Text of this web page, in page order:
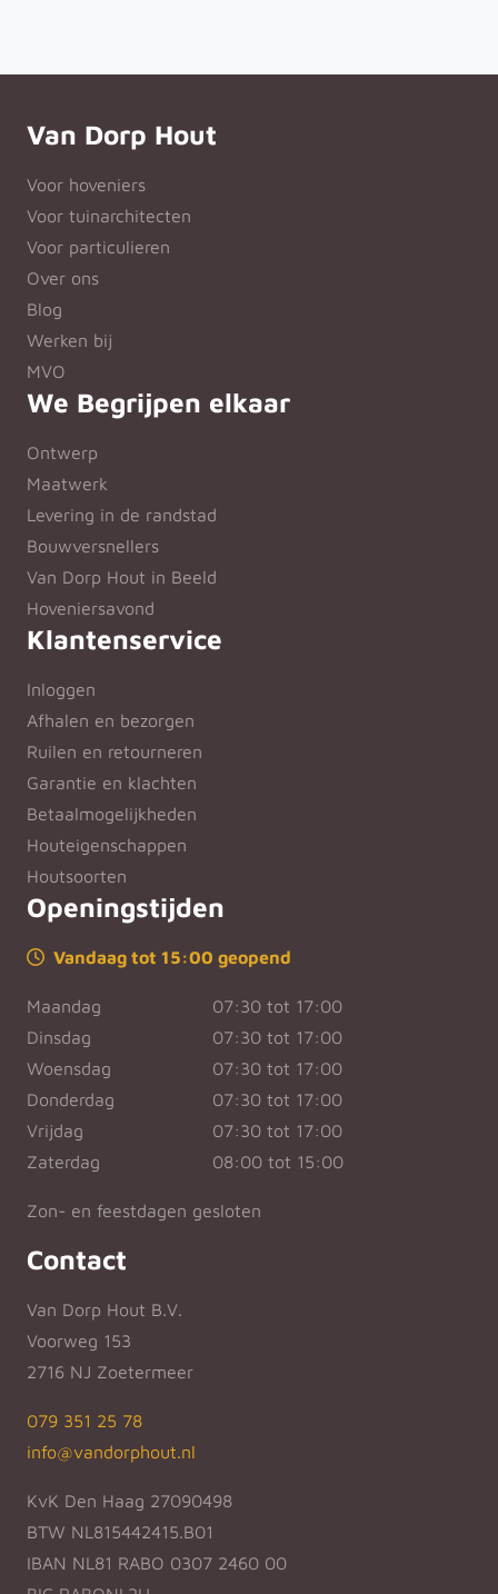
Van Dorp Hout
Voor hoveniers
Voor tuinarchitecten
Voor particulieren
Over ons
Blog
Werken bij
MVO
We Begrijpen elkaar
Ontwerp
Maatwerk
Levering in de randstad
Bouwversnellers
Van Dorp Hout in Beeld
Hoveniersavond
Klantenservice
Inloggen
Afhalen en bezorgen
Ruilen en retourneren
Garantie en klachten
Betaalmogelijkheden
Houteigenschappen
Houtsoorten
Openingstijden
Vandaag tot 15:00 geopend
Maandag
07:30 tot 17:00
Dinsdag
07:30 tot 17:00
Woensdag
07:30 tot 17:00
Donderdag
07:30 tot 17:00
Vrijdag
07:30 tot 17:00
Zaterdag
08:00 tot 15:00
Zon- en feestdagen gesloten
Contact
Van Dorp Hout B.V.
Voorweg 153
2716 NJ Zoetermeer
079 351 25 78
info@vandorphout.nl
KvK Den Haag 27090498
BTW NL815442415.B01
IBAN NL81 RABO 0307 2460 00